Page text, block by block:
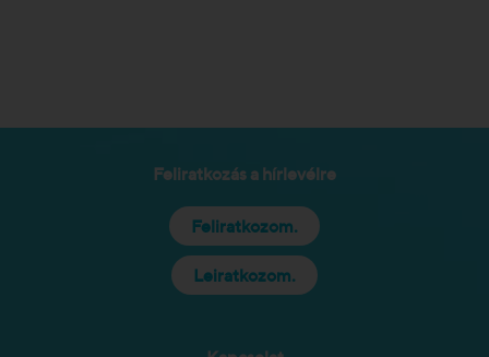
Feliratkozás a hírlevélre
Feliratkozom.
Leiratkozom.